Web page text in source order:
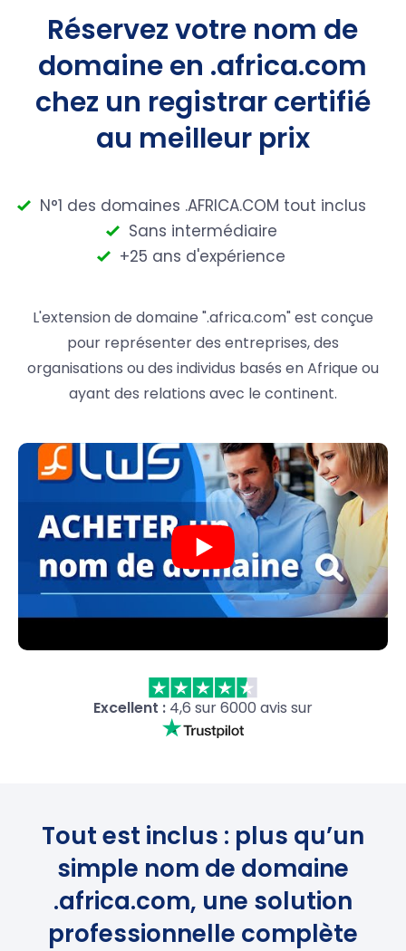
Réservez votre nom de
domaine en .africa.com
chez un registrar certifié
au meilleur prix
N°1 des domaines .AFRICA.COM tout inclus
Sans intermédiaire
+25 ans d'expérience
L'extension de domaine ".africa.com" est conçue
pour représenter des entreprises, des
organisations ou des individus basés en Afrique ou
ayant des relations avec le continent.
Excellent :4,6 sur 6000 avis sur
Tout est inclus : plus qu’un
simple nom de domaine
.africa.com, une solution
professionnelle complète